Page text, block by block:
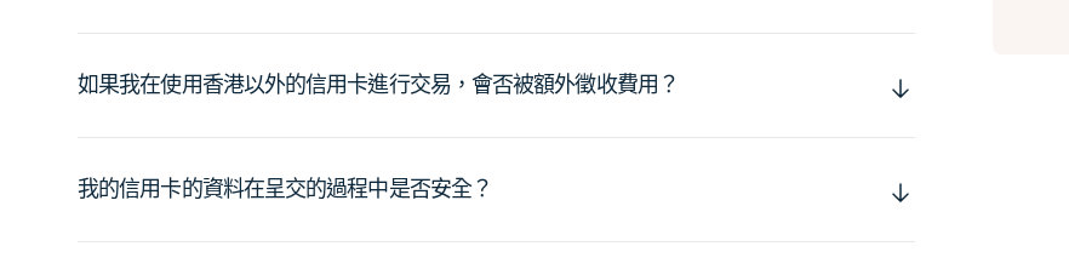
如果我在使用香港以外的信用卡進行交易，會否被額外徵收費用？
我的信用卡的資料在呈交的過程中是否安全？